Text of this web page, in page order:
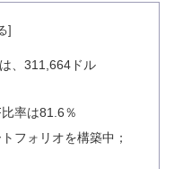
、311,664ドル
率は81.6％
フォリオを構築中；